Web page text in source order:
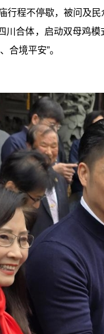
行程不停歇，被问及
川合体，启动双母鸡
合境平安”。